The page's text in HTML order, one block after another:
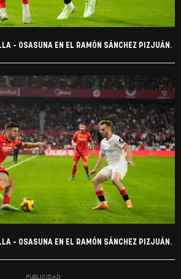
- OSASUNA EN EL RAMÓN SÁNCHEZ PIZJUÁN.
- OSASUNA EN EL RAMÓN SÁNCHEZ PIZJUÁN.